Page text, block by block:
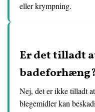
eller krympning.
Er det tilladt
Nej, det er ikke tilladt
blegemidler kan